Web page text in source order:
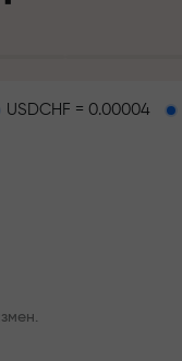
USDCHF = 0.00004